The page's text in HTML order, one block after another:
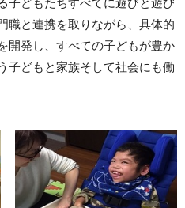
職と連携を取りながら、具体的
開発し、すべての子どもが豊か
子どもと家族そして社会にも働